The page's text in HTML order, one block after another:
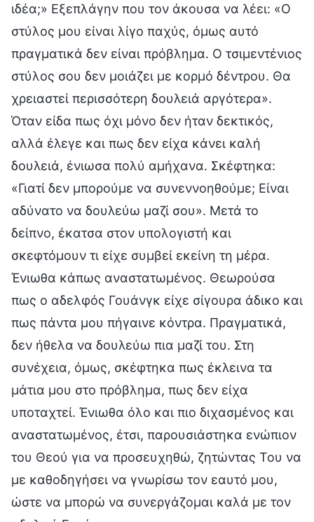
ιδέα;» Εξεπλάγην που τον άκουσα να λέει: «Ο
στύλος μου είναι λίγο παχύς, όμως αυτό
πραγματικά δεν είναι πρόβλημα. Ο τσιμεντένιος
στύλος σου δεν μοιάζει με κορμό δέντρου. Θα
χρειαστεί περισσότερη δουλειά αργότερα».
Όταν είδα πως όχι μόνο δεν ήταν δεκτικός,
αλλά έλεγε και πως δεν είχα κάνει καλή
δουλειά, ένιωσα πολύ αμήχανα. Σκέφτηκα:
«Γιατί δεν μπορούμε να συνεννοηθούμε; Είναι
αδύνατο να δουλεύω μαζί σου». Μετά το
δείπνο, έκατσα στον υπολογιστή και
σκεφτόμουν τι είχε συμβεί εκείνη τη μέρα.
Ένιωθα κάπως αναστατωμένος. Θεωρούσα
πως ο αδελφός Γουάνγκ είχε σίγουρα άδικο και
πως πάντα μου πήγαινε κόντρα. Πραγματικά,
δεν ήθελα να δουλεύω πια μαζί του. Στη
συνέχεια, όμως, σκέφτηκα πως έκλεινα τα
μάτια μου στο πρόβλημα, πως δεν είχα
υποταχτεί. Ένιωθα όλο και πιο διχασμένος και
αναστατωμένος, έτσι, παρουσιάστηκα ενώπιον
του Θεού για να προσευχηθώ, ζητώντας Του να
με καθοδηγήσει να γνωρίσω τον εαυτό μου,
ώστε να μπορώ να συνεργάζομαι καλά με τον